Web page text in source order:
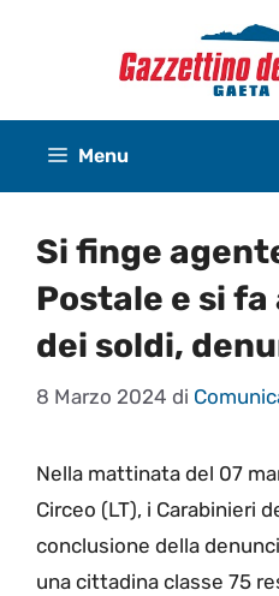
Menu
Si finge
Postale e si
dei soldi,
8 Marzo 2024 di
Nella mattinata del 07
Circeo (LT), i Carabinieri
conclusione della
una cittadina classe 75